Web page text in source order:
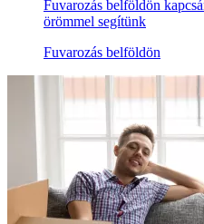
Fuvarozás belföldön
örömmel segítünk
Fuvarozás belföldön